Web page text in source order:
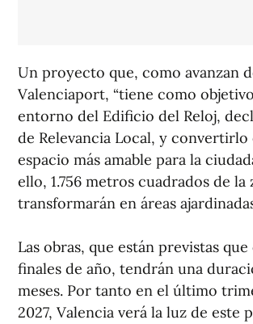
Un proyecto que, como avanzan
Valenciaport, “tiene como
entorno del Edificio del Reloj,
de Relevancia Local, y convertirlo
espacio más amable para la
ello, 1.756 metros cuadrados de la
transformarán en áreas
Las obras, que están previstas
finales de año, tendrán una
meses. Por tanto en el último
2027, Valencia verá la luz de este